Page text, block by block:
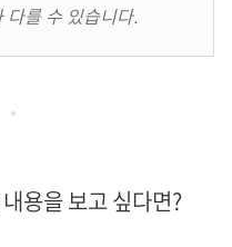
다를 수 있습니다.
용을 보고 싶다면?